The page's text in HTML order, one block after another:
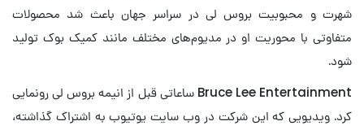
شهرت و محبوبیت بروس لی در سراسر جهان باعث شد محصولات
متفاوتی با محوریت او در مدیوم‌های مختلف مانند کمیک بوک تولید
شود.
Bruce Lee Entertainment ساعاتی قبل از انیمه بروس لی رونمایی
کرد. ویدیویی که این شرکت در وب سایت یوتیوب به اشتراک گذاشته،